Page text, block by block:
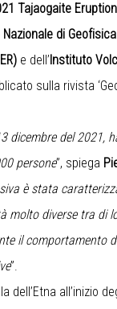
Tajaogaite
Nazionale di
e dell’ Instituto
sulla rivista
dicembre del 2021,
persone”, spiega
è stata
molto diverse tra di
il comportamento
”.
all’inizio